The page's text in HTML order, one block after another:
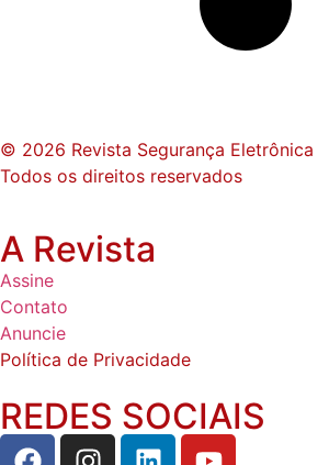
© 2026 Revista Segurança Eletrônica
Todos os direitos reservados
A Revista
Assine
Contato
Anuncie
Política de Privacidade
REDES SOCIAIS